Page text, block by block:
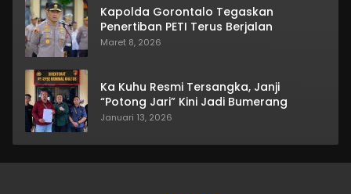
Kapolda Gorontalo Tegaskan
Penertiban PETI Terus Berjalan
Maret 8, 2026
Ka Kuhu Resmi Tersangka, Janji
“Potong Jari” Kini Jadi Bumerang
Januari 13, 2026